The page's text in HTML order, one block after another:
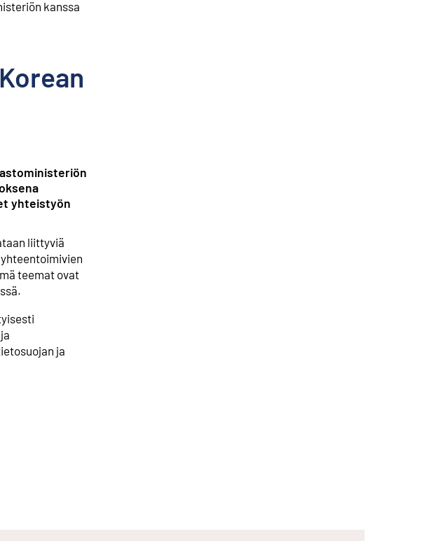
kanssa
yhteistyön
liittyviä
teemat ovat
ja